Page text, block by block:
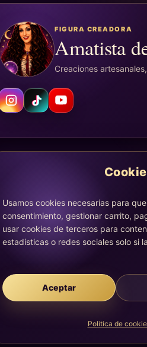
Usamos cookies necesarias para
consentimiento, gestionar carrito,
usar cookies de terceros para
estadisticas o redes sociales solo si
Aceptar
Politica de
FIGURA CREADORA
Amatista
Creaciones
LEGAL
Privacidad
Cookies
La
médico,